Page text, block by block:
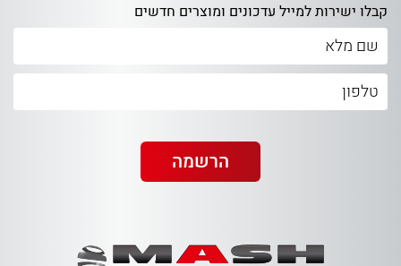
קבלו ישירות למייל עדכונים ומוצרים חדשים